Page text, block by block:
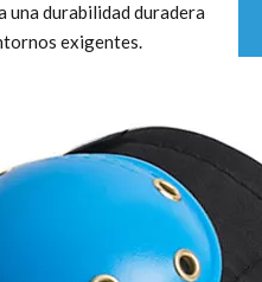
durabilidad duradera
exigentes.